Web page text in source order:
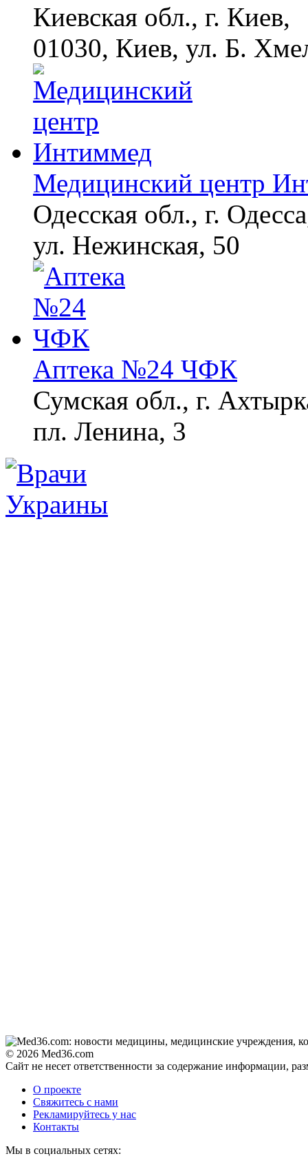
футболистов покинуть
страну
i
Ногти будут чистыми!
возьмите 3%-ю…
Киевская обл., г. Киев,
01030, Киев, ул. Б.
Медицинский центр
Одесская обл., г.
ул. Нежинская, 50
Аптека №24 ЧФК
Сумская обл., г.
пл. Ленина, 3
© 2026 Med36.com
Сайт не несет ответственности за содержание информации,
О проекте
Свяжитесь с нами
Рекламируйтесь у нас
Контакты
Мы в социальных сетях: